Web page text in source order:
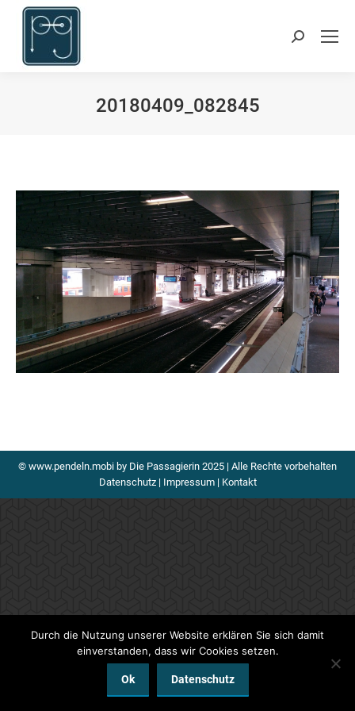
20180409_082845
© www.pendeln.mobi by Die Passagierin 2025 | Alle Rechte vorbehalten
Datenschutz| Impressum| Kontakt
Durch die Nutzung unserer Website erklären Sie sich damit
einverstanden, dass wir Cookies setzen.
Ok Datenschutz